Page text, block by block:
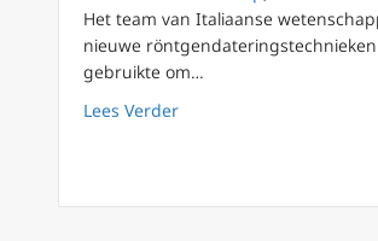
Het team van Italiaanse
nieuwe röntgendateringstechnieken
gebruikte om…
Lees Verderabout De reis van de